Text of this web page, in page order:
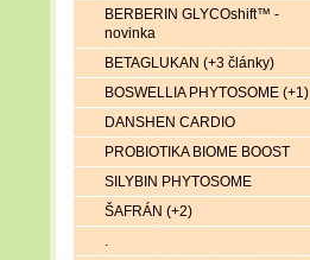
BERBERIN GLYCOshift™ -
novinka
BETAGLUKAN (+3 články)
BOSWELLIA PHYTOSOME (+1)
DANSHEN CARDIO
PROBIOTIKA BIOME BOOST
SILYBIN PHYTOSOME
ŠAFRÁN (+2)
.